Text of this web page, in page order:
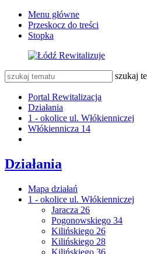
Menu główne
Przeskocz do treści
Stopka
szukaj
Portal Rewitalizacja
Działania
1 - okolice ul. Włókienniczej
Włókiennicza 14
Działania
Mapa działań
1 - okolice ul. Włókienniczej
Jaracza 26
Pogonowskiego 34
Kilińskiego 26
Kilińskiego 28
Kilińskiego 36